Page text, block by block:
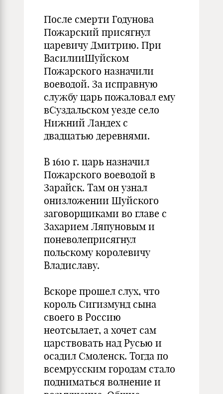
После смерти Годунова
Пожарский присягнул
царевичу Дмитрию. При
ВасилииШуйском
Пожарского назначили
воеводой. За исправную
службу царь пожаловал ему
вСуздальском уезде село
Нижний Ландех с
двадцатью деревнями.
В 1610 г. царь назначил
Пожарского воеводой в
Зарайск. Там он узнал
онизложении Шуйского
заговорщиками во главе с
Захарием Ляпуновым и
поневолеприсягнул
польскому королевичу
Владиславу.
Вскоре прошел слух, что
король Сигизмунд сына
своего в Россию
неотсылает, а хочет сам
царствовать над Русью и
осадил Смоленск. Тогда по
всемрусским городам стало
подниматься волнение и